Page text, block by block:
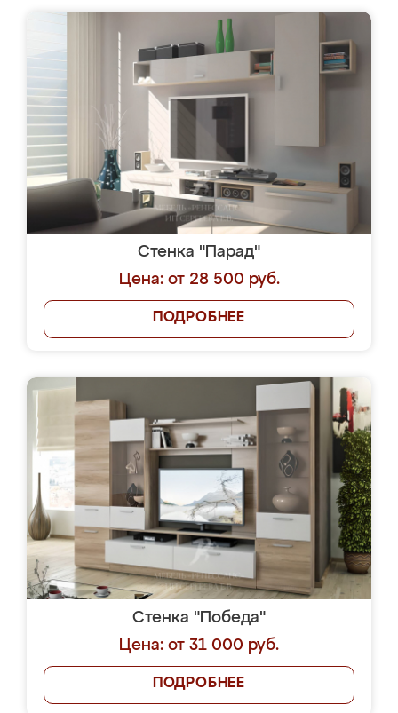
Стенка "Парад"
Цена: от 28 500 руб.
ПОДРОБНЕЕ
Стенка "Победа"
Цена: от 31 000 руб.
ПОДРОБНЕЕ